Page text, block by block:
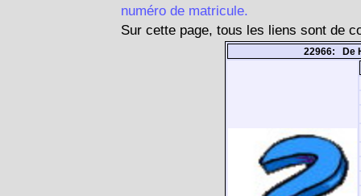
numéro de matricule.
Sur cette page, tous les liens sont de
22966: De